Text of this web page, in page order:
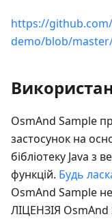
https://
demo/blob/master/
OsmAnd Sample
застосунок на
бібліотеку Java з
функцій. Будь
OsmAnd Sample
ЛІЦЕНЗІЯ OsmAnd